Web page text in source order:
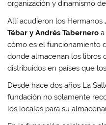
organización y dinamismo
Allí acudieron los Hermanos
Tébar y Andrés Tabernero
cómo es el funcionamiento
donde almacenan los libros
distribuidos en países que
Desde hace dos años La
fundación no solamente
los locales para su